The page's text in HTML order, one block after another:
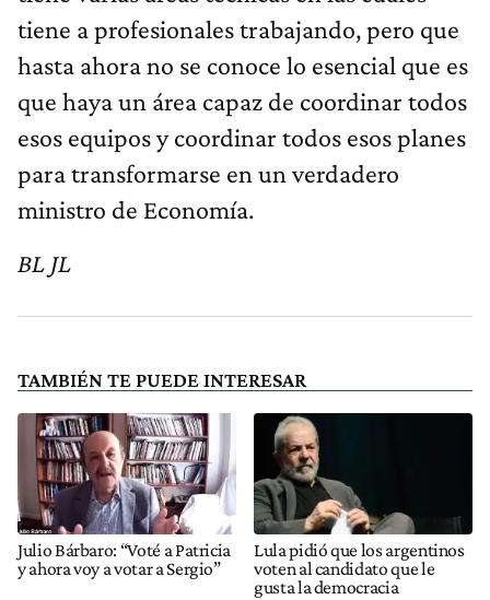
tiene a profesionales trabajando, pero que
hasta ahora no se conoce lo esencial que es
que haya un área capaz de coordinar todos
esos equipos y coordinar todos esos planes
para transformarse en un verdadero
ministro de Economía.
BL JL
TAMBIÉN TE PUEDE INTERESAR
Julio Bárbaro: “Voté a Patricia
y ahora voy a votar a Sergio”
Lula pidió que los argentinos
voten al candidato que le
gusta la democracia